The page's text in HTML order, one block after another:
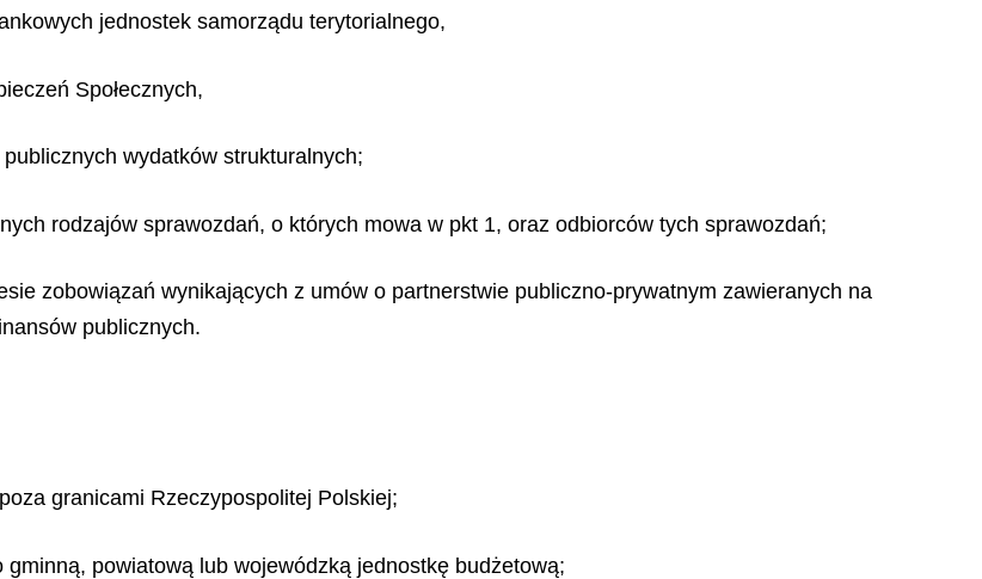
jednostek samorządu terytorialnego,
Społecznych,
wydatków strukturalnych;
rodzajów sprawozdań, o których mowa w pkt 1, oraz odbiorców tych sprawozdań;
zobowiązań wynikających z umów o partnerstwie publiczno-prywatnym zawieranych na
publicznych.
granicami Rzeczypospolitej Polskiej;
powiatową lub wojewódzką jednostkę budżetową;